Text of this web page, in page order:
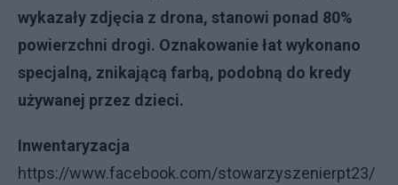
wykazały zdjęcia z drona, stanowi ponad 80%
powierzchni drogi. Oznakowanie łat wykonano
specjalną, znikającą farbą, podobną do kredy
używanej przez dzieci.
Inwentaryzacja
https://www.facebook.com/stowarzyszenierpt23/